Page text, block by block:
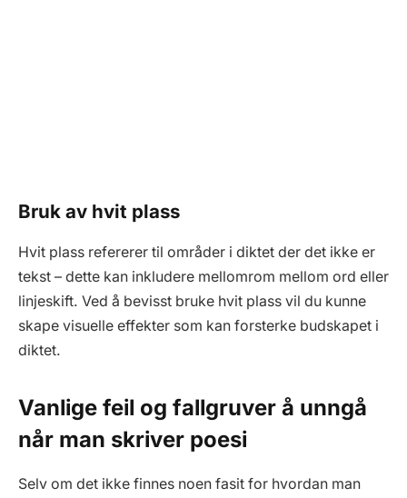
Bruk av hvit plass
Hvit plass refererer til områder i diktet der det ikke er
tekst – dette kan inkludere mellomrom mellom ord eller
linjeskift. Ved å bevisst bruke hvit plass vil du kunne
skape visuelle effekter som kan forsterke budskapet i
diktet.
Vanlige feil og fallgruver å unngå
når man skriver poesi
Selv om det ikke finnes noen fasit for hvordan man